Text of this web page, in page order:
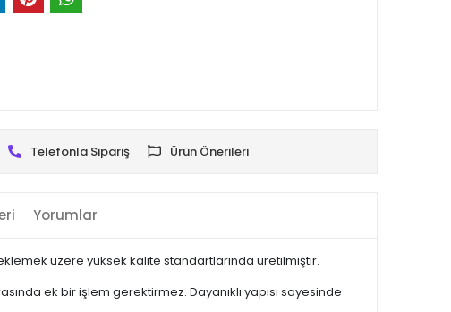
Telefonla Sipariş Ürün Önerileri
Yorumlar
üzere yüksek kalite standartlarında üretilmiştir.
ek bir işlem gerektirmez. Dayanıklı yapısı sayesinde